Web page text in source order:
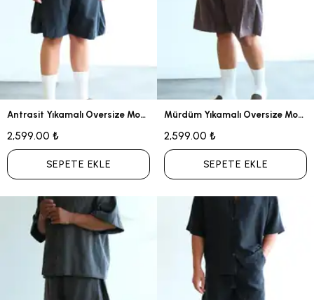
Antrasit Yıkamalı Oversize Modal Takım
2,599.00 ₺
SEPETE EKLE
Mürdüm Yıkamalı Oversize Modal Takım
2,599.00 ₺
SEPETE EKLE